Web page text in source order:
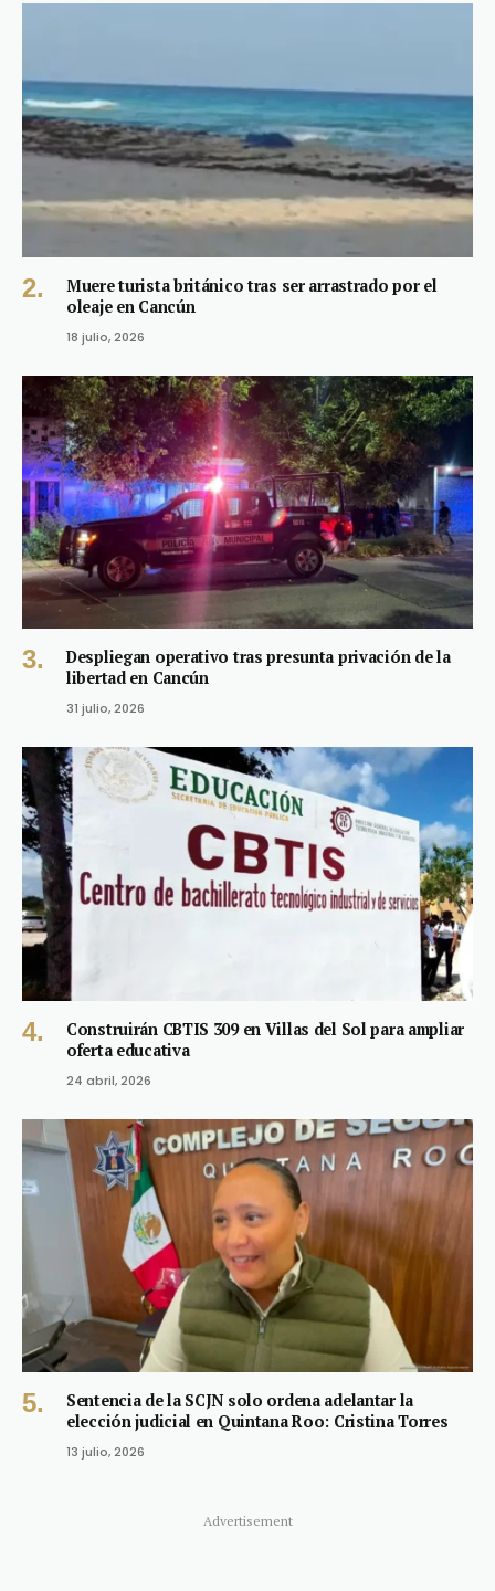
Muere turista británico tras ser arrastrado por el
oleaje en Cancún
18 julio, 2026
Despliegan operativo tras presunta privación de la
libertad en Cancún
31 julio, 2026
Construirán CBTIS 309 en Villas del Sol para ampliar
oferta educativa
24 abril, 2026
Sentencia de la SCJN solo ordena adelantar la
elección judicial en Quintana Roo: Cristina Torres
13 julio, 2026
Advertisement